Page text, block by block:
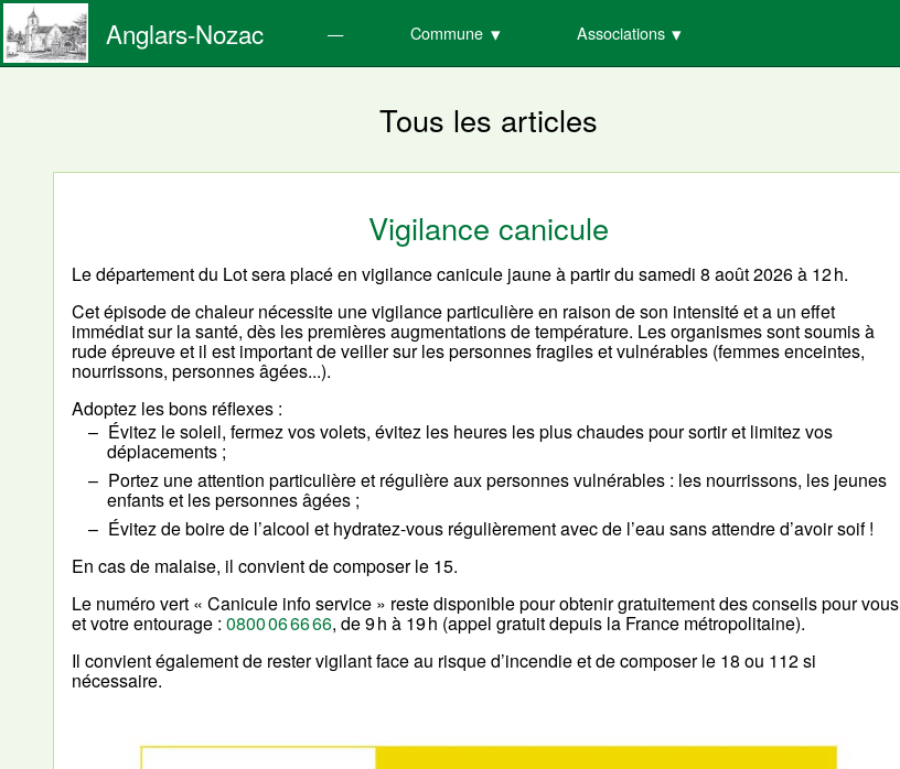
Anglars-Nozac Commune Associations
Tous les articles
Vigilance canicule
Le département du Lot sera placé en vigilance canicule jaune à partir du samedi 8 août 2026 à 12 h.
Cet épisode de chaleur nécessite une vigilance particulière en raison de son intensité et a un effet
immédiat sur la santé, dès les premières augmentations de température. Les organismes sont soumis à
rude épreuve et il est important de veiller sur les personnes fragiles et vulnérables (femmes enceintes,
nourrissons, personnes âgées...).
Adoptez les bons réflexes :
Évitez le soleil, fermez vos volets, évitez les heures les plus chaudes pour sortir et limitez vos
déplacements ;
Portez une attention particulière et régulière aux personnes vulnérables : les nourrissons, les jeunes
enfants et les personnes âgées ;
Évitez de boire de l’alcool et hydratez-vous régulièrement avec de l’eau sans attendre d’avoir soif !
En cas de malaise, il convient de composer le 15.
Le numéro vert « Canicule info service » reste disponible pour obtenir gratuitement des conseils pour vous
et votre entourage : 0800 06 66 66, de 9 h à 19 h (appel gratuit depuis la France métropolitaine).
Il convient également de rester vigilant face au risque d’incendie et de composer le 18 ou 112 si
nécessaire.